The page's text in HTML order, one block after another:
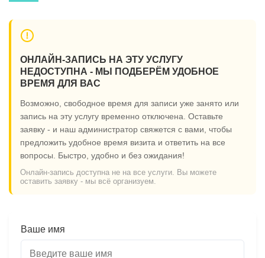
ОНЛАЙН-ЗАПИСЬ НА ЭТУ УСЛУГУ
НЕДОСТУПНА - МЫ ПОДБЕРЁМ УДОБНОЕ
ВРЕМЯ ДЛЯ ВАС
Возможно, свободное время для записи уже занято или
запись на эту услугу временно отключена. Оставьте
заявку - и наш администратор свяжется с вами, чтобы
предложить удобное время визита и ответить на все
вопросы. Быстро, удобно и без ожидания!
Онлайн-запись доступна не на все услуги. Вы можете
оставить заявку - мы всё организуем.
Ваше имя